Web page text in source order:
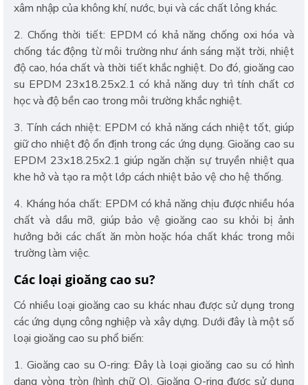
xâm nhập của không khí, nước, bụi và các chất lỏng khác.
2. Chống thời tiết: EPDM có khả năng chống oxi hóa và
chống tác động từ môi trường như ánh sáng mặt trời, nhiệt
độ cao, hóa chất và thời tiết khắc nghiệt. Do đó, gioăng cao
su EPDM 23x18.25x2.1 có khả năng duy trì tính chất cơ
học và độ bền cao trong môi trường khắc nghiệt.
3. Tính cách nhiệt: EPDM có khả năng cách nhiệt tốt, giúp
giữ cho nhiệt độ ổn định trong các ứng dụng. Gioăng cao su
EPDM 23x18.25x2.1 giúp ngăn chặn sự truyền nhiệt qua
khe hở và tạo ra một lớp cách nhiệt bảo vệ cho hệ thống.
4. Kháng hóa chất: EPDM có khả năng chịu được nhiều hóa
chất và dầu mỡ, giúp bảo vệ gioăng cao su khỏi bị ảnh
hưởng bởi các chất ăn mòn hoặc hóa chất khác trong môi
trường làm việc.
Các loại gioăng cao su?
Có nhiều loại gioăng cao su khác nhau được sử dụng trong
các ứng dụng công nghiệp và xây dựng. Dưới đây là một số
loại gioăng cao su phổ biến:
1. Gioăng cao su O-ring: Đây là loại gioăng cao su có hình
dạng vòng tròn (hình chữ O). Gioăng O-ring được sử dụng